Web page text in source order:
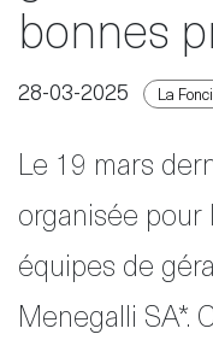
Disclaimer
au
bonnes
28-03-2025 La
Le 19 mars
organisée
équipes de
Menegalli SA*.